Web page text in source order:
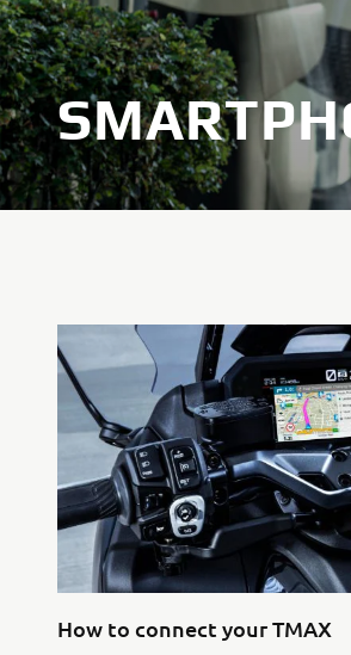
How to connect your TMAX